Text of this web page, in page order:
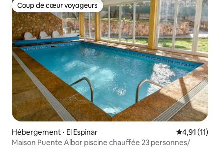
Coup de cœur voyageurs
Coup de cœur voyageurs
Hébergement ⋅ El Espinar Évaluation
4,91 (11)
Maison Puente Albor piscine chauffée 23 personnes/